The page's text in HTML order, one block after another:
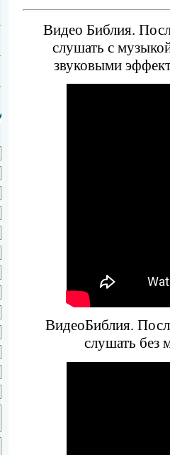
Видео Библия.
слушать с
звуковыми
ВидеоБиблия.
слушать без